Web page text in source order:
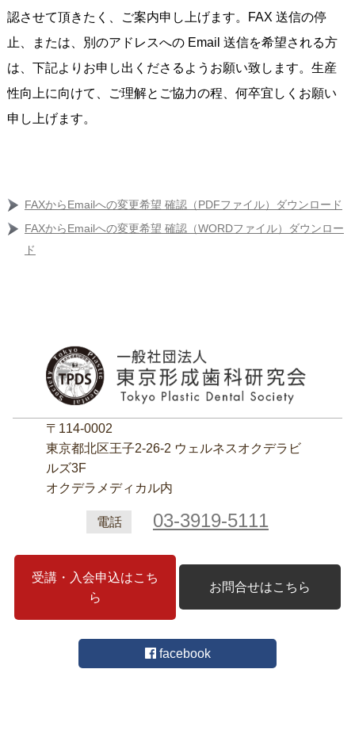
認させて頂きたく、ご案内申し上げます。FAX 送信の停
止、または、別のアドレスへの Email 送信を希望される方
は、下記よりお申し出くださるようお願い致します。生産
性向上に向けて、ご理解とご協力の程、何卒宜しくお願い
申し上げます。
FAXからEmailへの変更希望 確認（PDFファイル）ダウンロード
FAXからEmailへの変更希望 確認（WORDファイル）ダウンロー
ド
〒114-0002
東京都北区王子2‐26‐2 ウェルネスオクデラビ
ルズ3F
オクデラメディカル内
電話 03-3919-5111
受講・入会申込はこち
ら
お問合せはこちら
facebook